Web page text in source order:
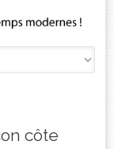
côte